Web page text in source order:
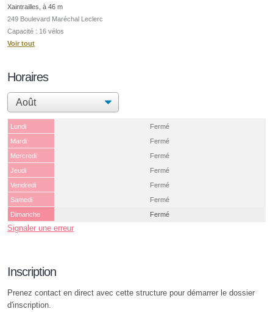
Xaintrailles, à 46 m
249 Boulevard Maréchal Leclerc
Capacité : 16 vélos
Voir tout
Horaires
Lundi
Fermé
Mardi
Fermé
Mercredi
Fermé
Jeudi
Fermé
Vendredi
Fermé
Samedi
Fermé
Dimanche
Fermé
Signaler une erreur
Inscription
Prenez contact en direct avec cette structure pour démarrer le dossier
d'inscription.